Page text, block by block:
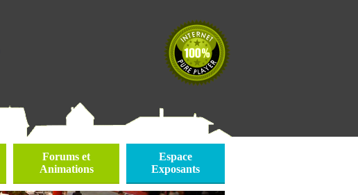
Forums et
Animations
Espace
Exposants